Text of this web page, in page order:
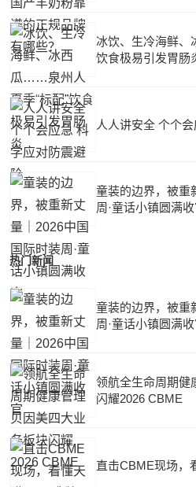
冰饮、生冷海鲜
饮食极易引发胃肠
人人讲安全 个个
童装的边界，被重
周·童话小镇圆满
热门新闻
童装的边界，被重
周·童话小镇圆满
领航全生命周期健
闪耀2026 CBME
直击CBME现场，